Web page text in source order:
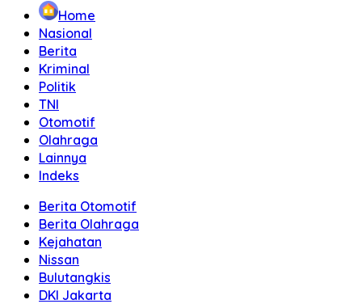
Home
Nasional
Berita
Kriminal
Politik
TNI
Otomotif
Olahraga
Lainnya
Indeks
Berita Otomotif
Berita Olahraga
Kejahatan
Nissan
Bulutangkis
DKI Jakarta